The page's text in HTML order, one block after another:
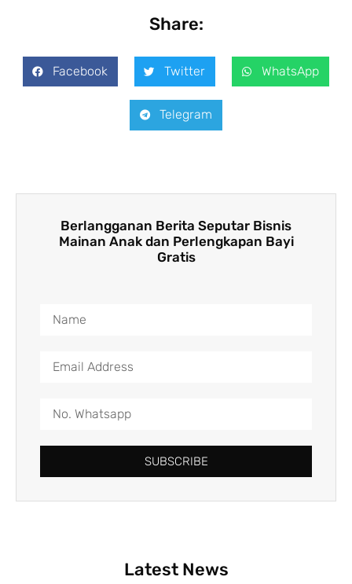
Share:
Facebook Twitter WhatsApp
Telegram
Berlangganan Berita Seputar Bisnis
Mainan Anak dan Perlengkapan Bayi
Gratis
SUBSCRIBE
Latest News